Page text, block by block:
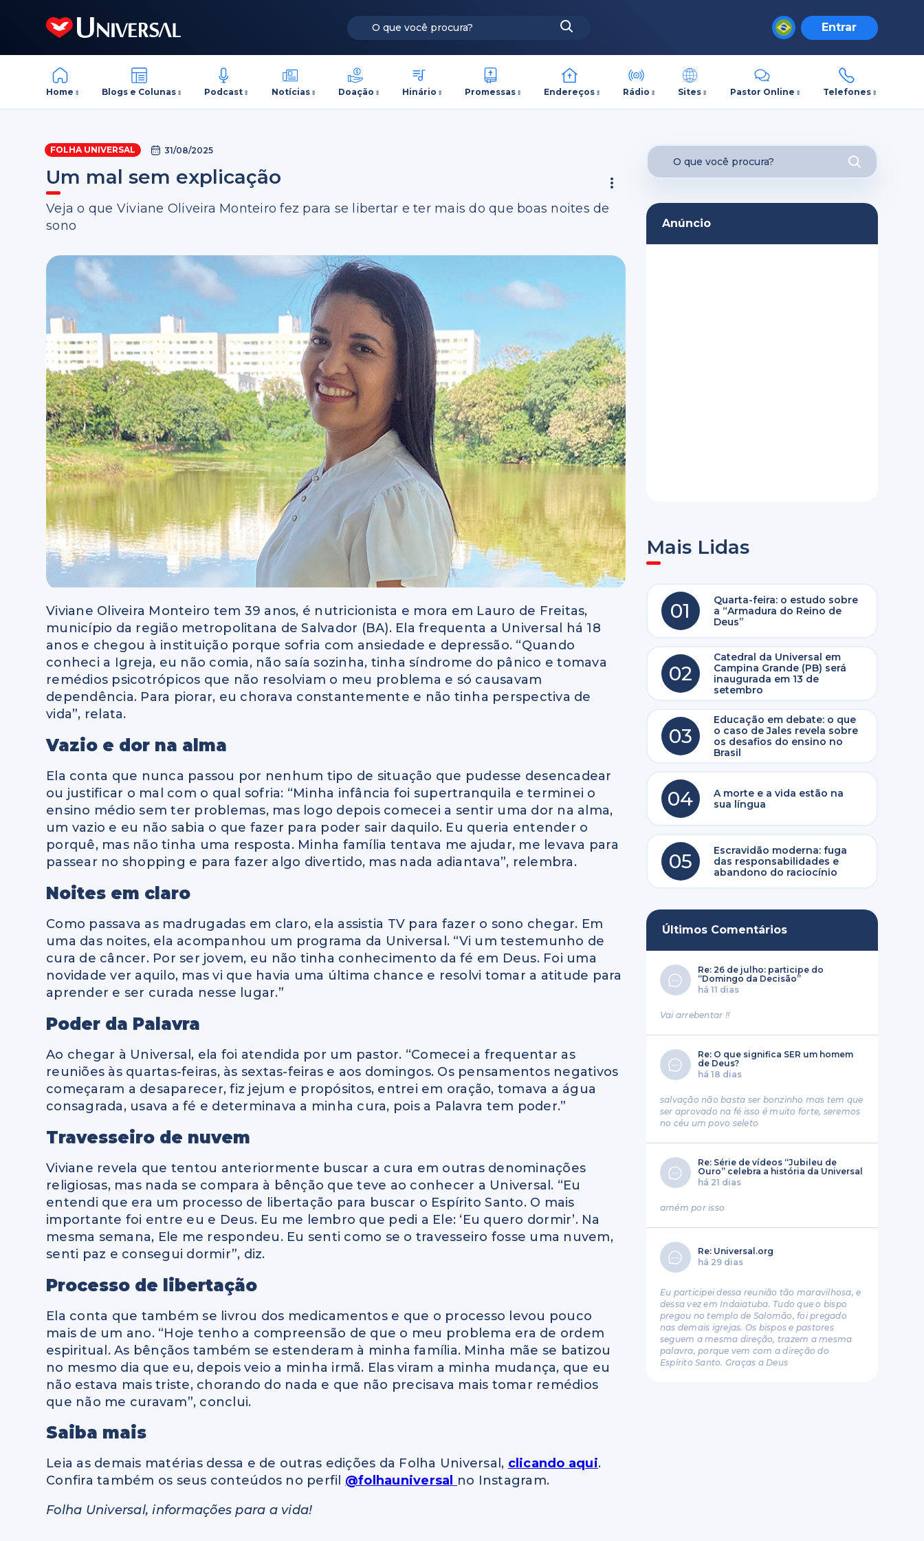
Entrar
Home Blogs e Colunas Podcast Notícias Doação Hinário Promessas Endereços Rádio Sites Pastor Online Telefones
FOLHA UNIVERSAL 31/08/2025
Um mal sem explicação
Veja o que Viviane Oliveira Monteiro fez para se libertar e ter mais do que boas noites de
sono
Viviane Oliveira Monteiro tem 39 anos, é nutricionista e mora em Lauro de Freitas,
município da região metropolitana de Salvador (BA). Ela frequenta a Universal há 18
anos e chegou à instituição porque sofria com ansiedade e depressão. “Quando
conheci a Igreja, eu não comia, não saía sozinha, tinha síndrome do pânico e tomava
remédios psicotrópicos que não resolviam o meu problema e só causavam
dependência. Para piorar, eu chorava constantemente e não tinha perspectiva de
vida”, relata.
Vazio e dor na alma
Ela conta que nunca passou por nenhum tipo de situação que pudesse desencadear
ou justificar o mal com o qual sofria: “Minha infância foi supertranquila e terminei o
ensino médio sem ter problemas, mas logo depois comecei a sentir uma dor na alma,
um vazio e eu não sabia o que fazer para poder sair daquilo. Eu queria entender o
porquê, mas não tinha uma resposta. Minha família tentava me ajudar, me levava para
passear no shopping e para fazer algo divertido, mas nada adiantava”, relembra.
Noites em claro
Como passava as madrugadas em claro, ela assistia TV para fazer o sono chegar. Em
uma das noites, ela acompanhou um programa da Universal. “Vi um testemunho de
cura de câncer. Por ser jovem, eu não tinha conhecimento da fé em Deus. Foi uma
novidade ver aquilo, mas vi que havia uma última chance e resolvi tomar a atitude para
aprender e ser curada nesse lugar.”
Poder da Palavra
Ao chegar à Universal, ela foi atendida por um pastor. “Comecei a frequentar as
reuniões às quartas-feiras, às sextas-feiras e aos domingos. Os pensamentos negativos
começaram a desaparecer, fiz jejum e propósitos, entrei em oração, tomava a água
consagrada, usava a fé e determinava a minha cura, pois a Palavra tem poder.”
Travesseiro de nuvem
Viviane revela que tentou anteriormente buscar a cura em outras denominações
religiosas, mas nada se compara à bênção que teve ao conhecer a Universal. “Eu
entendi que era um processo de libertação para buscar o Espírito Santo. O mais
importante foi entre eu e Deus. Eu me lembro que pedi a Ele: ‘Eu quero dormir’. Na
mesma semana, Ele me respondeu. Eu senti como se o travesseiro fosse uma nuvem,
senti paz e consegui dormir”, diz.
Processo de libertação
Ela conta que também se livrou dos medicamentos e que o processo levou pouco
mais de um ano. “Hoje tenho a compreensão de que o meu problema era de ordem
espiritual. As bênçãos também se estenderam à minha família. Minha mãe se batizou
no mesmo dia que eu, depois veio a minha irmã. Elas viram a minha mudança, que eu
não estava mais triste, chorando do nada e que não precisava mais tomar remédios
que não me curavam”, conclui.
Saiba mais
Leia as demais matérias dessa e de outras edições da Folha Universal, clicando aqui.
Confira também os seus conteúdos no perfil @folhauniversal
no Instagram.
Folha Universal, informações para a vida!
Anúncio
Mais Lidas
01
Quarta-feira: o estudo sobre
a “Armadura do Reino de
Deus”
02
Catedral da Universal em
Campina Grande (PB) será
inaugurada em 13 de
setembro
03
Educação em debate: o que
o caso de Jales revela sobre
os desafios do ensino no
Brasil
04
A morte e a vida estão na
sua língua
05
Escravidão moderna: fuga
das responsabilidades e
abandono do raciocínio
Últimos Comentários
Re: 26 de julho: participe do
“Domingo da Decisão”
há 11 dias
Vai arrebentar !!
Re: O que significa SER um homem
de Deus?
há 18 dias
salvação não basta ser bonzinho mas tem que
ser aprovado na fé isso é muito forte, seremos
no céu um povo seleto
Re: Série de vídeos “Jubileu de
Ouro” celebra a história da Universal
há 21 dias
amém por isso
Re: Universal.org
há 29 dias
Eu participei dessa reunião tão maravilhosa, e
dessa vez em Indaiatuba. Tudo que o bispo
pregou no templo de Salomão, foi pregado
nas demais igrejas. Os bispos e pastores
seguem a mesma direção, trazem a mesma
palavra, porque vem com a direção do
Espírito Santo. Graças a Deus